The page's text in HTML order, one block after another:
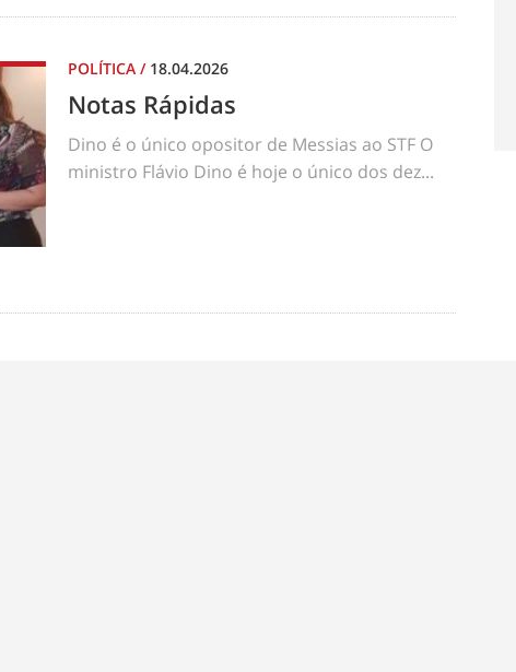
POLÍTICA / 18.04.2026
Notas Rápidas
Dino é o único opositor de Messias ao STF O
ministro Flávio Dino é hoje o único dos dez...